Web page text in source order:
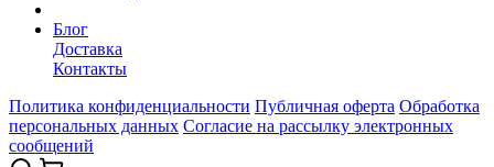
Блог
Доставка
Контакты
Политика конфиденциальности Публичная оферта Обработка
персональных данных Согласие на рассылку электронных
сообщений